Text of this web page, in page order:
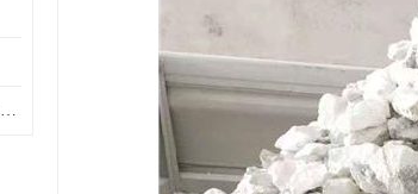
赣州会昌县石灰供应商 厂家供应